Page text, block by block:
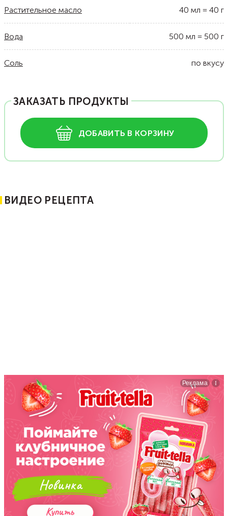
Растительное масло 40 мл = 40 г
Вода 500 мл = 500 г
Соль по вкусу
ЗАКАЗАТЬ ПРОДУКТЫ
ДОБАВИТЬ В КОРЗИНУ
ВИДЕО РЕЦЕПТА